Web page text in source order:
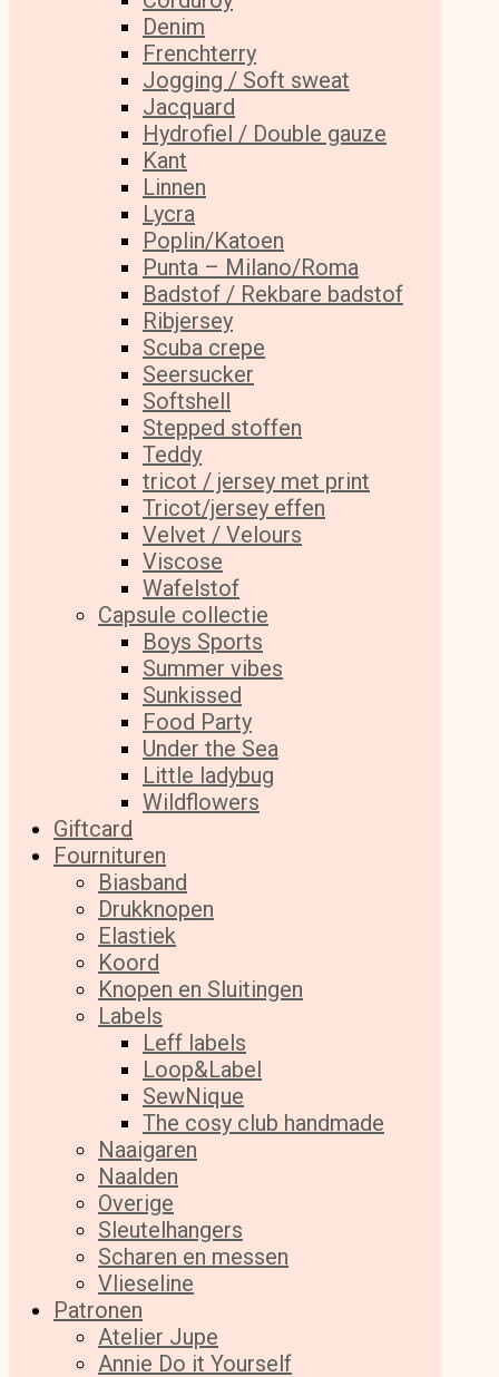
Denim
Frenchterry
Jogging / Soft sweat
Jacquard
Hydrofiel / Double gauze
Kant
Linnen
Lycra
Poplin/Katoen
Punta – Milano/Roma
Badstof / Rekbare badstof
Ribjersey
Scuba crepe
Seersucker
Softshell
Stepped stoffen
Teddy
tricot / jersey met print
Tricot/jersey effen
Velvet / Velours
Viscose
Wafelstof
Capsule collectie
Boys Sports
Summer vibes
Sunkissed
Food Party
Under the Sea
Little ladybug
Wildflowers
Giftcard
Fournituren
Biasband
Drukknopen
Elastiek
Koord
Knopen en Sluitingen
Labels
Leff labels
Loop&Label
SewNique
The cosy club handmade
Naaigaren
Naalden
Overige
Sleutelhangers
Scharen en messen
Vlieseline
Patronen
Atelier Jupe
Annie Do it Yourself